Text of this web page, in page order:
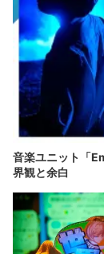
音楽ユニット「
界観と余白